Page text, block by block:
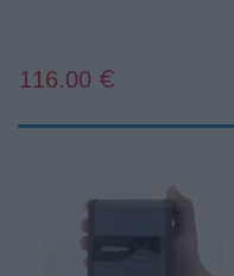
116.00 €